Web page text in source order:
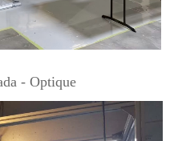
- Optique